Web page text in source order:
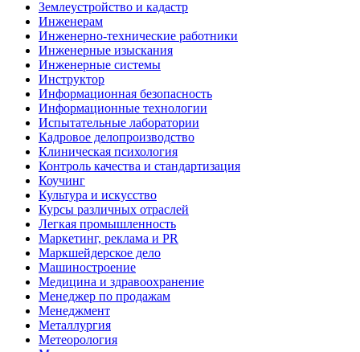
Землеустройство и кадастр
Инженерам
Инженерно-технические работники
Инженерные изыскания
Инженерные системы
Инструктор
Информационная безопасность
Информационные технологии
Испытательные лаборатории
Кадровое делопроизводство
Клиническая психология
Контроль качества и стандартизация
Коучинг
Культура и искусство
Курсы различных отраслей
Легкая промышленность
Маркетинг, реклама и PR
Маркшейдерское дело
Машиностроение
Медицина и здравоохранение
Менеджер по продажам
Менеджмент
Металлургия
Метеорология